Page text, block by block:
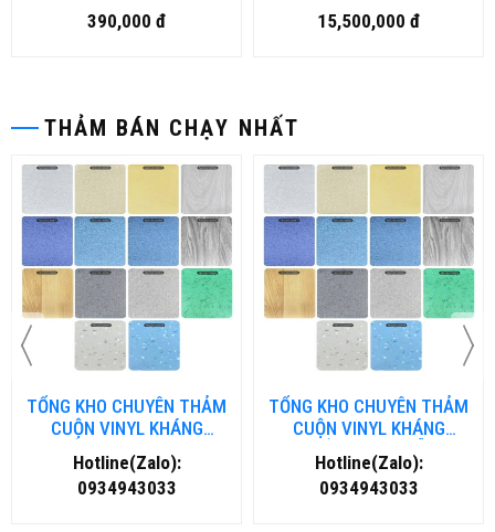
390,000 đ
15,500,000 đ
THẢM BÁN CHẠY NHẤT
TỔNG KHO CHUYÊN THẢM
CUỘN VINYL KHÁNG
KHUẨN TẠI ĐÀ NẴNG
Hotline(Zalo):
0934943033
TỔNG KHO CHUYÊN THẢM
CUỘN VINYL KHÁNG
KHUẨN TẠI HÀ NỘI
Hotline(Zalo):
0934943033